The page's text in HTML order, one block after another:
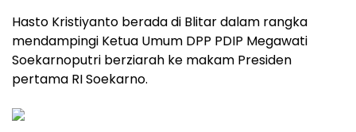
Hasto Kristiyanto berada di Blitar dalam rangka
mendampingi Ketua Umum DPP PDIP Megawati
Soekarnoputri berziarah ke makam Presiden
pertama RI Soekarno.